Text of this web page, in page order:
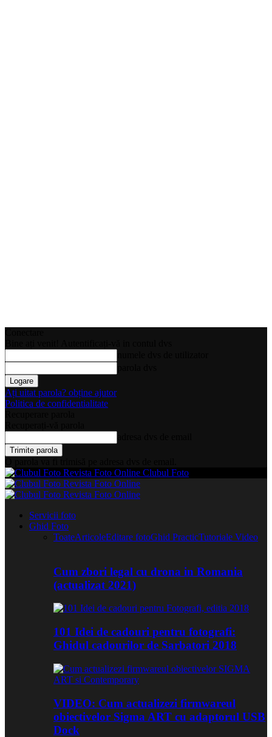
Ați uitat parola? obține ajutor
Politica de confidentialitate
Clubul Foto
Servicii foto
Ghid Foto
ToateArticoleEditare fotoGhid PracticTutoriale Video
Cum zbori legal cu drona in Romania
(actualizat 2021)
101 Idei de cadouri pentru fotografi:
Ghidul cadourilor de Sarbatori 2018
VIDEO: Cum actualizezi firmwareul
obiectivelor Sigma ART cu adaptorul USB
Dock